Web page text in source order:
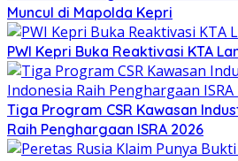
Muncul di Mapolda Kepri
PWI Kepri Buka Reaktivasi KTA
Tiga Program CSR Kawasan
Raih Penghargaan ISRA 2026